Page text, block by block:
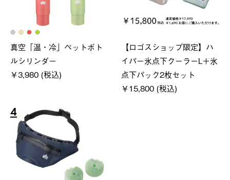
真空「温・冷」ペットボト
ルシリンダー
￥3,980 (税込)
【ロゴスショップ限定】ハ
イパー氷点下クーラーL＋氷
点下パック2枚セット
￥15,800 (税込)
4